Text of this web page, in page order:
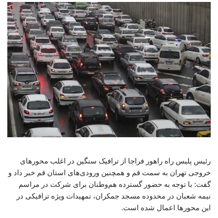
رئیس پلیس راه راهور فراجا از ترافیک سنگین در اغلب محورهای
خروجی تهران به سمت قم و همچنین ورودی‌های استان قم خبر داد و
گفت: با توجه به حضور گسترده هم‌وطنان برای شرکت در مراسم
نیمه شعبان در محدوده مسجد جمکران، تمهیدات ویژه ترافیکی در
این محورها اعمال شده است.